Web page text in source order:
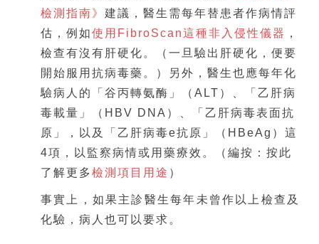
檢測指南》 建議，醫生需每年替患者作病情評
估，例如使用FibroScan這種非入侵性儀器 ，
檢查有沒有肝硬化。（一旦驗出肝硬化，便要
開始服用抗病毒藥。）另外，醫生也應每年化
驗病人的「谷丙轉氨酶」（ALT）、「乙肝病
毒載量」（HBV DNA）、「乙肝病毒表面抗
原」，以及「乙肝病毒e抗原」（HBeAg）這
4項，以監察病情或用藥療效。（編按：按此
了解更多檢測項目用途 ）
事實上，如果主診醫生每年未曾作以上檢查及
化驗，病人也可以要求。